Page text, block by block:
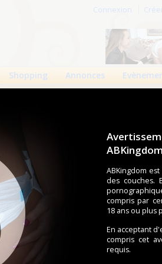
ABKingdom
des couches.
compris par
18 ans ou plus
En acceptant
compris cet
requis.
Connexion
Shopping Annonces